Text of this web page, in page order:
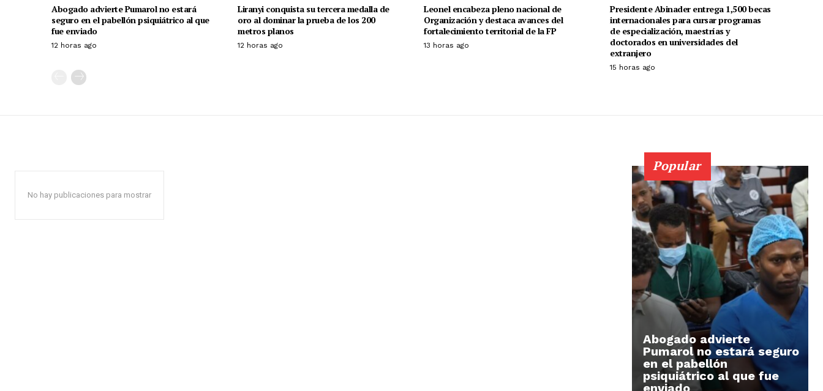
Abogado advierte Pumarol no estará
seguro en el pabellón psiquiátrico al que
fue enviado
12 horas ago
Liranyi conquista su tercera medalla de
oro al dominar la prueba de los 200
metros planos
12 horas ago
Leonel encabeza pleno nacional de
Organización y destaca avances del
fortalecimiento territorial de la FP
13 horas ago
Presidente Abinader entrega 1,500 becas
internacionales para cursar programas
de especialización, maestrías y
doctorados en universidades del
extranjero
15 horas ago
No hay publicaciones para mostrar
Popular
Abogado advierte
Pumarol no estará seguro
en el pabellón
psiquiátrico al que fue
enviado